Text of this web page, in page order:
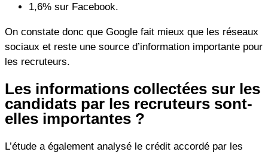
1,6% sur Facebook.
On constate donc que Google fait mieux que les réseaux
sociaux et reste une source d’information importante pour
les recruteurs.
Les informations collectées sur les
candidats par les recruteurs sont-
elles importantes ?
L’étude a également analysé le crédit accordé par les